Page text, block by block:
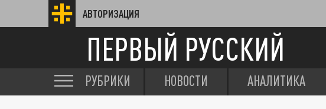
АВТОРИЗАЦИЯ
ПЕРВЫЙ РУССКИЙ
РУБРИКИ НОВОСТИ АНАЛИТИКА